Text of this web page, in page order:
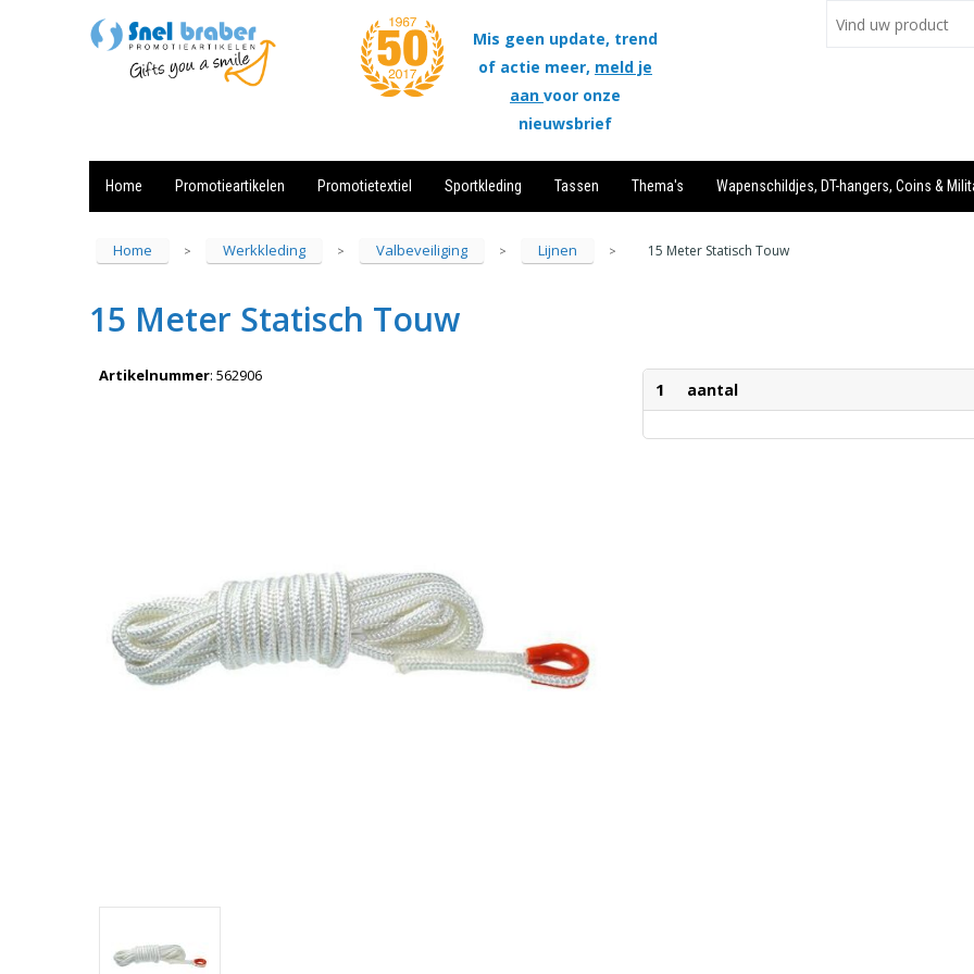
Mis geen update, trend
of actie meer, meld je
aan voor onze
nieuwsbrief
Home Promotieartikelen Promotietextiel Sportkleding Tassen Thema's Wapenschildjes, DT-hangers, Coins &
Home > Werkkleding > Valbeveiliging > Lijnen > 15 Meter Statisch Touw
15 Meter Statisch Touw
Artikelnummer: 562906
1 aantal